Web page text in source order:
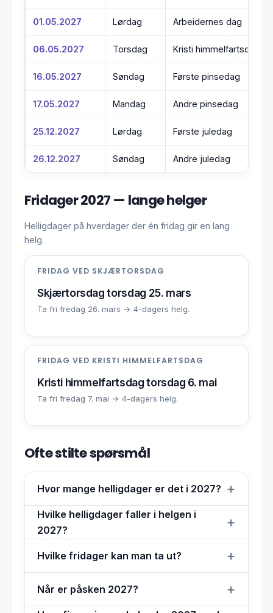
01.05.2027 Lørdag Arbeidernes dag
06.05.2027 Torsdag Kristi himmelfartsdag
16.05.2027 Søndag Første pinsedag
17.05.2027 Mandag Andre pinsedag
25.12.2027 Lørdag Første juledag
26.12.2027 Søndag Andre juledag
Fridager 2027 — lange helger
Helligdager på hverdager der én fridag gir en lang
helg.
FRIDAG VED SKJÆRTORSDAG
Skjærtorsdag torsdag 25. mars
Ta fri fredag 26. mars → 4-dagers helg.
FRIDAG VED KRISTI HIMMELFARTSDAG
Kristi himmelfartsdag torsdag 6. mai
Ta fri fredag 7. mai → 4-dagers helg.
Ofte stilte spørsmål
Hvor mange helligdager er det i 2027?
Hvilke helligdager faller i helgen i
2027?
Hvilke fridager kan man ta ut?
Når er påsken 2027?